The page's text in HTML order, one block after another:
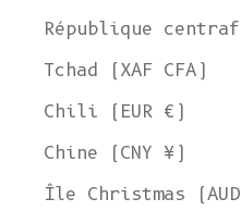
République
Tchad (XAF CFA)
Chili (EUR €)
Chine (CNY ¥)
Île Christmas